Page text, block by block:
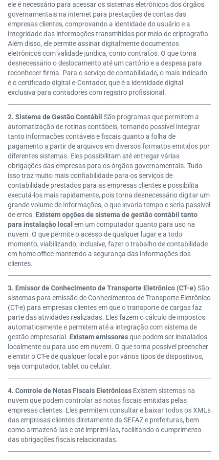
ele é necessário para acessar os sistemas eletrônicos dos órgãos
governamentais na internet para prestações de contas das
empresas clientes, comprovando a identidade do usuário e a
integridade das informações transmitidas por meio de criptografia.
Além disso, ele permite assinar digitalmente documentos
eletrônicos com validade jurídica, como contratos. O que torna
desnecessário o deslocamento até um cartório e a despesa para
reconhecer firma. Para o serviço de contabilidade, o mais indicado
é o certificado digital e-Contador, que é a identidade digital
exclusiva para contadores com registro profissional.
2. Sistema de Gestão Contábil São programas que permitem a
automatização de rotinas contábeis, tornando possível integrar
tanto informações contáveis e fiscais quanto a folha de
pagamento a partir de arquivos em diversos formatos emitidos por
diferentes sistemas. Eles possibilitamaté entregar várias
obrigações das empresas para os órgãos governamentais. Tudo
isso traz muito mais confiabilidade para os serviços de
contabilidade prestados para as empresas clientes e possibilita
executá-los mais rapidamente, pois torna desnecessário digitar um
grande volume de informações, o que levaria tempo e seria passível
de erros. Existem opções de sistema de gestão contábil tanto
para instalação local em um computador quanto para uso na
nuvem. O que permite o acesso de qualquer lugar e a todo
momento, viabilizando, inclusive, fazer o trabalho de contabilidade
em home office mantendo a segurança das informações dos
clientes.
3. Emissor deConhecimento de Transporte Eletrônico (CT-e) São
sistemas para emissão de Conhecimentos de Transporte Eletrônico
(CT-e) para empresas clientes em que o transporte de cargas faz
parte das atividades realizadas. Eles fazem o cálculo de impostos
automaticamente e permitem até a integração com sistema de
gestão empresarial. Existem emissoresque podem ser instalados
localmente ou para uso em nuvem. O que torna possível preencher
e emitir o CT-e de qualquer local e por vários tipos de dispositivos,
seja computador, tablet ou celular.
4. Controle de Notas Fiscais Eletrônicas Existem sistemas na
nuvem que podem controlar as notas fiscais emitidas pelas
empresas clientes. Elespermitem consultar e baixar todos os XMLs
das empresas clientes diretamente da SEFAZ e prefeituras, bem
como armazená-las e até imprimi-las, facilitando o cumprimento
das obrigações fiscais relacionadas.